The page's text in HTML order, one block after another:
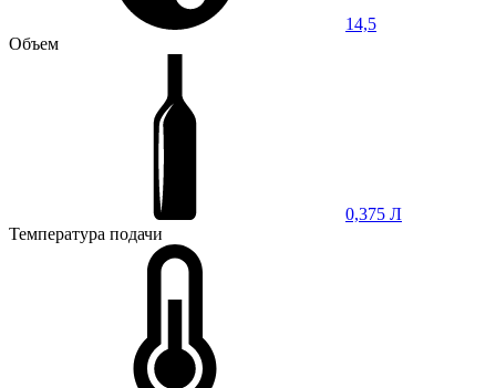
14,5
Объем
0,375 Л
Температура подачи